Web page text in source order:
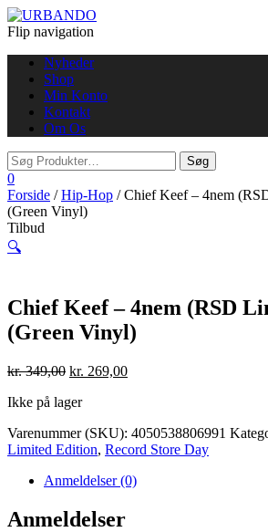
Flip navigation
Nyheder
Shop
Min Konto
Kontakt
Om Os
0
Forside /Hip-Hop / Chief Keef – 4nem
(Green Vinyl)
Tilbud
🔍
Chief Keef – 4nem (RSD
(Green Vinyl)
kr.349,00 kr. 269,00
Ikke på lager
Varenummer (SKU): 4050538806991
Limited Edition, Record Store Day
Anmeldelser (0)
Anmeldelser